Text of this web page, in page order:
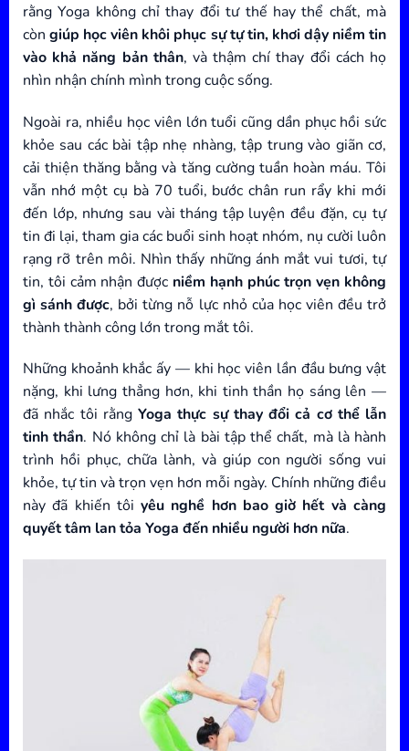
rằng Yoga không chỉ thay đổi tư thế hay thể chất, mà
còngiúp học viên khôi phục sự tự tin, khơi dậy niềm tin
vào khả năng bản thân, và thậm chí thay đổi cách họ
nhìn nhận chính mình trong cuộc sống.
Ngoài ra, nhiều học viên lớn tuổi cũng dần phục hồi sức
khỏe sau các bài tập nhẹ nhàng, tập trung vào giãn cơ,
cải thiện thăng bằng và tăng cường tuần hoàn máu. Tôi
vẫn nhớ một cụ bà 70 tuổi, bước chân run rẩy khi mới
đến lớp, nhưng sau vài tháng tập luyện đều đặn, cụ tự
tin đi lại, tham gia các buổi sinh hoạt nhóm, nụ cười luôn
rạng rỡ trên môi. Nhìn thấy những ánh mắt vui tươi, tự
tin, tôi cảm nhận được niềm hạnh phúc trọn vẹn không
gì sánh được, bởi từng nỗ lực nhỏ của học viên đều trở
thành thành công lớn trong mắt tôi.
Những khoảnh khắc ấy — khi học viên lần đầu bưng vật
nặng, khi lưng thẳng hơn, khi tinh thần họ sáng lên —
đã nhắc tôi rằng Yoga thực sự thay đổi cả cơ thể lẫn
tinh thần. Nó không chỉ là bài tập thể chất, mà là hành
trình hồi phục, chữa lành, và giúp con người sống vui
khỏe, tự tin và trọn vẹn hơn mỗi ngày. Chính những điều
này đã khiến tôiyêu nghề hơn bao giờ hết và càng
quyết tâm lan tỏa Yoga đến nhiều người hơn nữa.